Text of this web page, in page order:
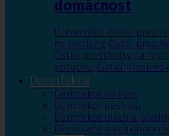
domácnost
Univerzální čistící
na podlahy, Čisticí
Čistící prostředky na mytí
vzduchu, Čistící
Dezinfekce
Dezinfekce na ruce
Dezinfekce nástrojů
Dezinfekce ploch a
Dávkovače a aplikátory